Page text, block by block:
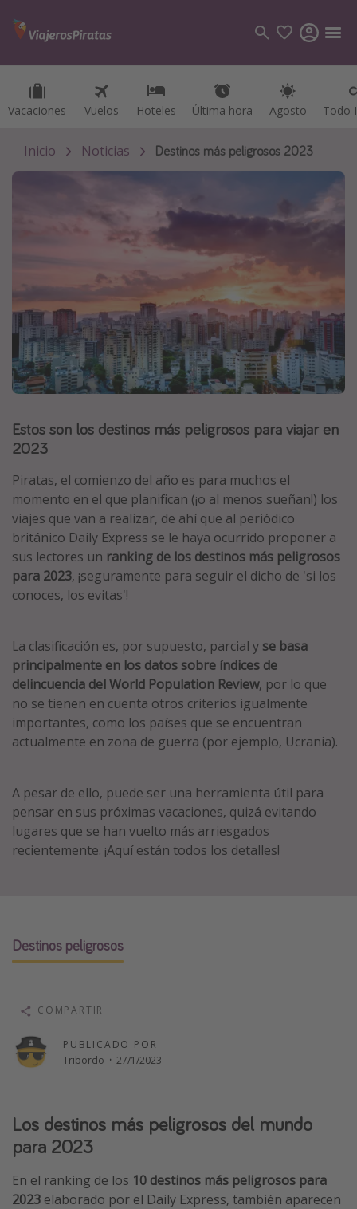
Vacaciones Vuelos Hoteles Última hora Agosto Todo
Vacaciones Vuelos Hoteles Última hora Agosto Todo
Categorías
Vuelos
Hoteles
Todos los destinos
Tenerife
Grecia
Marruecos
México
Tailandia
Maldivas
Albania
Inspiración para viajes
Camping
Viajar sola como mujer
Ofertas para Vacaciones Activas
Viajes en familia
Vacaciones de Playa
Escapadas románticas
Más temas
Trabajar en el extranjero
Guía de equipaje de mano
Parques de atracciones
El Rey León el musical
Harry Potter en Londres y otros destinos
Eventos deportivos
Inicio Noticias Destinos más peligrosos 2023
Estos son los destinos más peligrosos para viajar en
2023
Piratas, el comienzo del año es para muchos el
momento en el que planifican (¡o al menos sueñan!) los
viajes que van a realizar, de ahí que al periódico
británico Daily Express se le haya ocurrido proponer a
sus lectores un ranking de los destinos más peligrosos
para 2023, ¡seguramente para seguir el dicho de 'si los
conoces, los evitas'!
La clasificación es, por supuesto, parcial y se basa
principalmente en los datos sobre índices de
delincuencia del World Population Review, por lo que
no se tienen en cuenta otros criterios igualmente
importantes, como los países que se encuentran
actualmente en zona de guerra (por ejemplo, Ucrania).
A pesar de ello, puede ser una herramienta útil para
pensar en sus próximas vacaciones, quizá evitando
lugares que se han vuelto más arriesgados
recientemente. ¡Aquí están todos los detalles!
Destinos peligrosos
PUBLICADO POR
Tribordo · 27/1/2023
COMPARTIR
Los destinos más peligrosos del mundo
para 2023
En el ranking de los 10 destinos más peligrosos para
2023 elaborado por el Daily Express, también aparecen